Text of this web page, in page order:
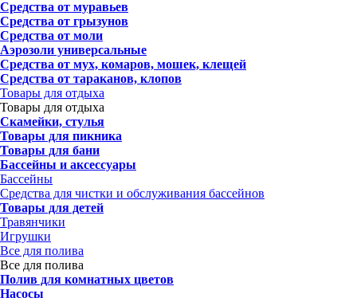
Средства от муравьев
Средства от грызунов
Средства от моли
Аэрозоли универсальные
Средства от мух, комаров, мошек, клещей
Средства от тараканов, клопов
Товары для отдыха
Товары для отдыха
Скамейки, стулья
Товары для пикника
Товары для бани
Бассейны и аксессуары
Бассейны
Средства для чистки и обслуживания бассейнов
Товары для детей
Травянчики
Игрушки
Все для полива
Все для полива
Полив для комнатных цветов
Насосы